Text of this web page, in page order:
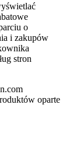
o
i zakupów
stron
oparte